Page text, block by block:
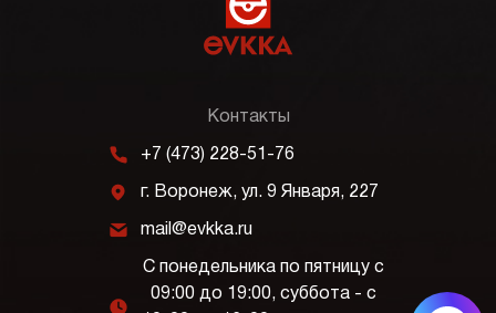
Контакты
m +7 (473) 228-51-76
j г. Воронеж, ул. 9 Января, 227
k mail@evkka.ru
l
С понедельника по пятницу с
09:00 до 19:00, суббота - с